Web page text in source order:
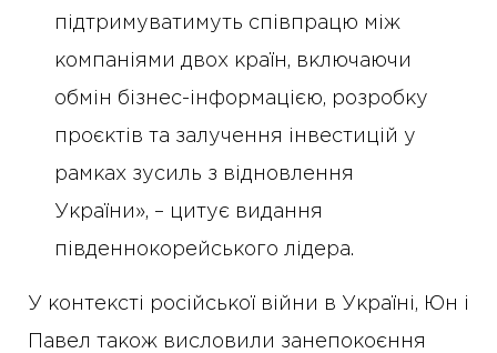
підтримуватимуть співпрацю між
компаніями двох країн, включаючи
обмін бізнес-інформацією, розробку
проєктів та залучення інвестицій у
рамках зусиль з відновлення
України», – цитує видання
південнокорейського лідера.
У контексті російської війни в Україні, Юн і
Павел також висловили занепокоєння